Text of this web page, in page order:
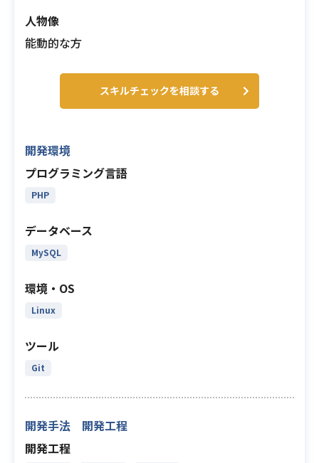
人物像
能動的な方
スキルチェックを相談する
開発環境
プログラミング言語
PHP
データベース
MySQL
環境・OS
Linux
ツール
Git
開発手法 開発工程
開発工程